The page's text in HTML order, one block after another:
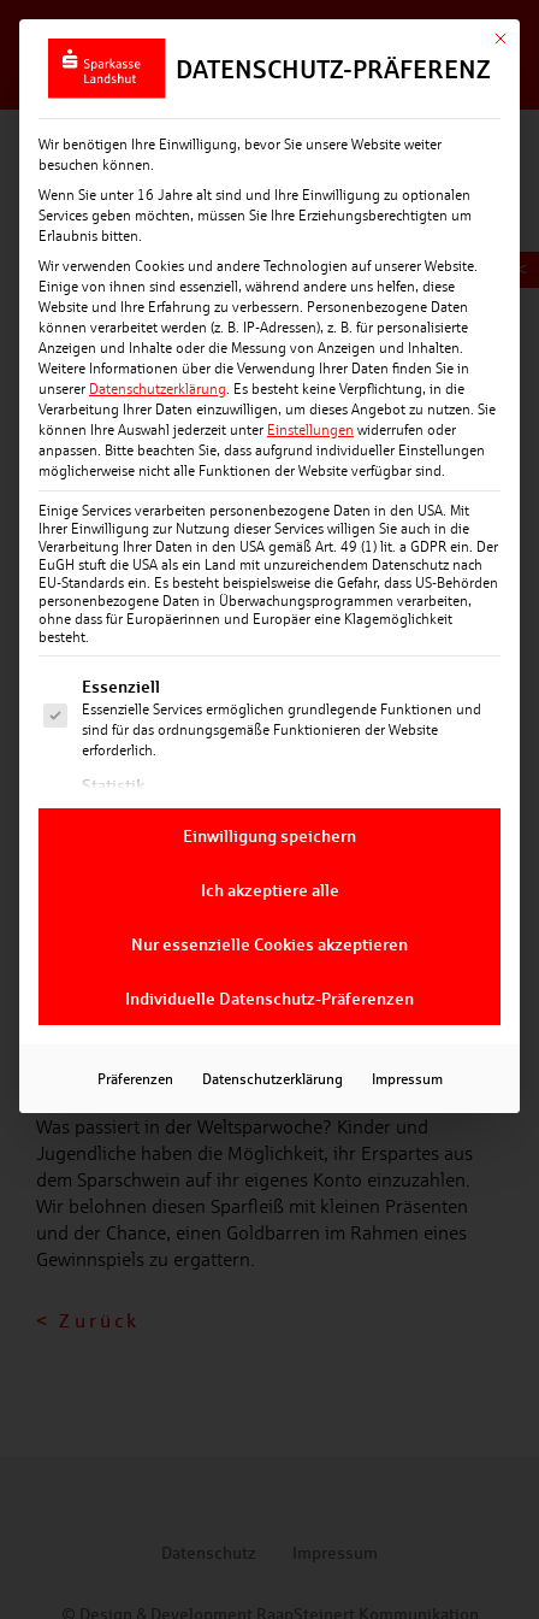
<
Datum: 30.10.2025
DER WELTSPARTAG ALS FUNDAMENT
FINANZIELLER BILDUNG
Ganz klar: eine solide finanzielle Bildung. Als
Aufgabe, dieses Bewusstsein von klein auf zu
Weltspartag ist.
Noch bis zum 7. November schaffen wir deshalb in
junge Kundinnen und Kunden, um ihnen den Wert
Was passiert in der Weltsparwoche? Kinder und
Jugendliche haben die Möglichkeit, ihr Erspartes aus
dem Sparschwein auf ihr eigenes Konto einzuzahlen.
Wir belohnen diesen Sparfleiß mit kleinen Präsenten
und der Chance, einen Goldbarren im Rahmen eines
Gewinnspiels zu ergattern.
< Zurück
© Design & Development RaapSteinert Kommunikation
Datenschutz Impressum
Mit
DATENSCHUTZ-PRÄFERENZ
Wir benötigen Ihre Einwilligung, bevor Sie unsere Website weiter
besuchen können.
Wenn Sie unter 16 Jahre alt sind und Ihre Einwilligung zu optionalen
Services geben möchten, müssen Sie Ihre Erziehungsberechtigten um
Erlaubnis bitten.
Wir verwenden Cookies und andere Technologien auf unserer Website.
Einige von ihnen sind essenziell, während andere uns helfen, diese
Website und Ihre Erfahrung zu verbessern. Personenbezogene Daten
können verarbeitet werden (z. B. IP-Adressen), z. B. für personalisierte
Anzeigen und Inhalte oder die Messung von Anzeigen und Inhalten.
Weitere Informationen über die Verwendung Ihrer Daten finden Sie in
unserer Datenschutzerklärung. Es besteht keine Verpflichtung, in die
Verarbeitung Ihrer Daten einzuwilligen, um dieses Angebot zu nutzen. Sie
können Ihre Auswahl jederzeit unter Einstellungen widerrufen oder
anpassen. Bitte beachten Sie, dass aufgrund individueller Einstellungen
möglicherweise nicht alle Funktionen der Website verfügbar sind.
Einige Services verarbeiten personenbezogene Daten in den USA. Mit
Ihrer Einwilligung zur Nutzung dieser Services willigen Sie auch in die
Verarbeitung Ihrer Daten in den USA gemäß Art. 49 (1) lit. a GDPR ein. Der
EuGH stuft die USA als ein Land mit unzureichendem Datenschutz nach
EU-Standards ein. Es besteht beispielsweise die Gefahr, dass US-Behörden
personenbezogene Daten in Überwachungsprogrammen verarbeiten,
ohne dass für Europäerinnen und Europäer eine Klagemöglichkeit
besteht.
Es folgt eine Liste der Service-Gruppen, für die
Essenziell
Essenzielle Services ermöglichen grundlegende Funktionen und
sind für das ordnungsgemäße Funktionieren der Website
erforderlich.
Statistik
Statistik-Cookies sammeln Nutzungsdaten, die uns Aufschluss
darüber geben, wie unsere Besucher mit unserer Website
indem sie Besucher über Websites hinweg verfolgen.
Einwilligung speichern
Ich akzeptiere alle
Nur essenzielle Cookies akzeptieren
Individuelle Datenschutz-Präferenzen
Präferenzen Datenschutzerklärung Impressum